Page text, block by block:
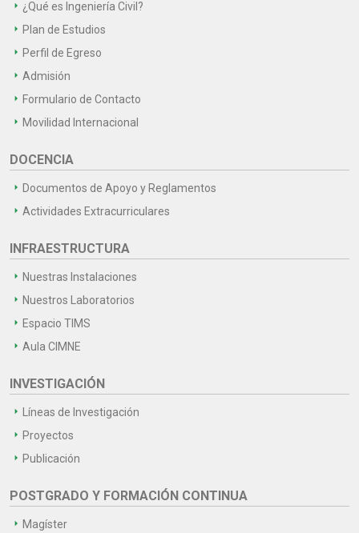
¿Qué es Ingeniería Civil?
Plan de Estudios
Perfil de Egreso
Admisión
Formulario de Contacto
Movilidad Internacional
DOCENCIA
Documentos de Apoyo y Reglamentos
Actividades Extracurriculares
INFRAESTRUCTURA
Nuestras Instalaciones
Nuestros Laboratorios
Espacio TIMS
Aula CIMNE
INVESTIGACIÓN
Líneas de Investigación
Proyectos
Publicación
POSTGRADO Y FORMACIÓN CONTINUA
Magíster